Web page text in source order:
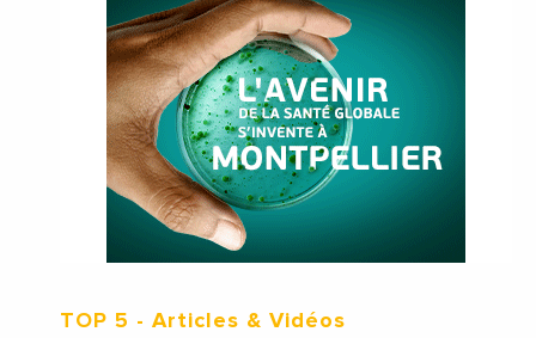
TOP 5 - Articles & Vidéos